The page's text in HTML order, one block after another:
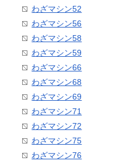
わざマシン52
わざマシン56
わざマシン58
わざマシン59
わざマシン66
わざマシン68
わざマシン69
わざマシン71
わざマシン72
わざマシン75
わざマシン76